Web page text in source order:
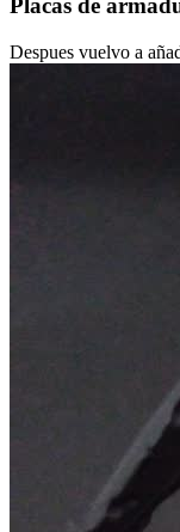
Placas de
Despues vuelvo a